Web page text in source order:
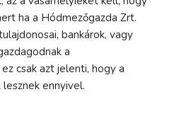
ha a Hódmezőgazda Zrt.
bankárok, vagy
a
csak azt jelenti, hogy a
ennyivel.